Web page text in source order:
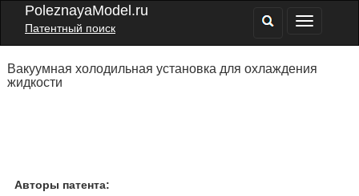
PoleznayaModel.ru
Патентный поиск
Вакуумная холодильная установка для охлаждения
жидкости
Авторы патента: